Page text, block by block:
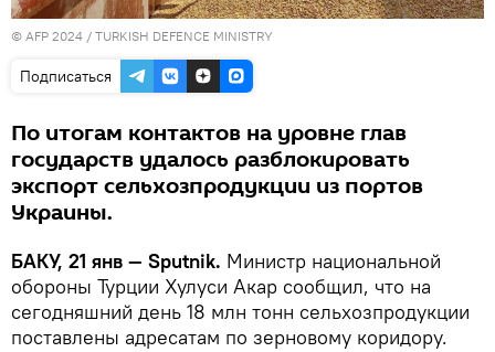
© AFP 2024 / TURKISH DEFENCE MINISTRY
Подписаться
По итогам контактов на уровне глав
государств удалось разблокировать
экспорт сельхозпродукции из портов
Украины.
БАКУ, 21 янв — Sputnik. Министр национальной
обороны Турции Хулуси Акар сообщил, что на
сегодняшний день 18 млн тонн сельхозпродукции
поставлены адресатам по зерновому коридору.